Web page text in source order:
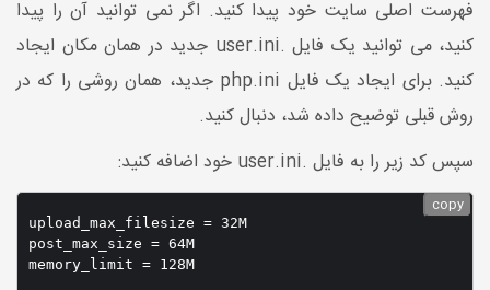
فهرست اصلی سایت خود پیدا کنید. اگر نمی توانید آن را پیدا
کنید، می توانید یک فایل .user.ini جدید در همان مکان ایجاد
کنید. برای ایجاد یک فایل php.ini جدید، همان روشی را که در
روش قبلی توضیح داده شد، دنبال کنید.
سپس کد زیر را به فایل .user.ini خود اضافه کنید:
upload_max_filesize = 32M
post_max_size = 64M
copy